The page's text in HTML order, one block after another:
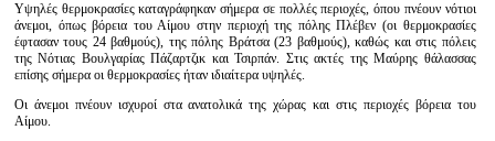
Υψηλές θερμοκρασίες καταγράφηκαν σήμερα σε πολλές περιοχές, όπου πνέουν νότιοι
άνεμοι, όπως βόρεια του Αίμου στην περιοχή της πόλης Πλέβεν (οι θερμοκρασίες
έφτασαν τους 24 βαθμούς), της πόλης Βράτσα (23 βαθμούς), καθώς και στις πόλεις
της Νότιας Βουλγαρίας Πάζαρτζικ και Τσιρπάν. Στις ακτές της Μαύρης θάλασσας
επίσης σήμερα οι θερμοκρασίες ήταν ιδιαίτερα υψηλές.
Οι άνεμοι πνέουν ισχυροί στα ανατολικά της χώρας και στις περιοχές βόρεια του
Αίμου.